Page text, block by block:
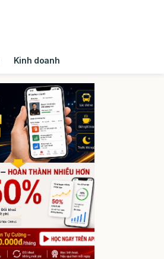
Kinh doanh